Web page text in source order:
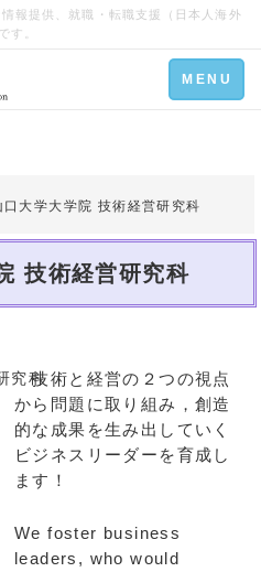
報提供、就職・転職支援（日本人海外
す。
Toggle
navigation
MENU
口大学大学院 技術経営研究科
技術経営研究科
技術と経営の２つの視点
から問題に取り組み，創造
的な成果を生み出していく
ビジネスリーダーを育成し
ます！
We foster business
leaders, who would